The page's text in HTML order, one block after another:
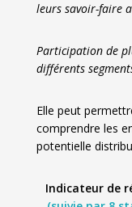
leurs savoir-faire
Participation de
différents
Elle peut
comprendre les
potentielle
Indicateur de